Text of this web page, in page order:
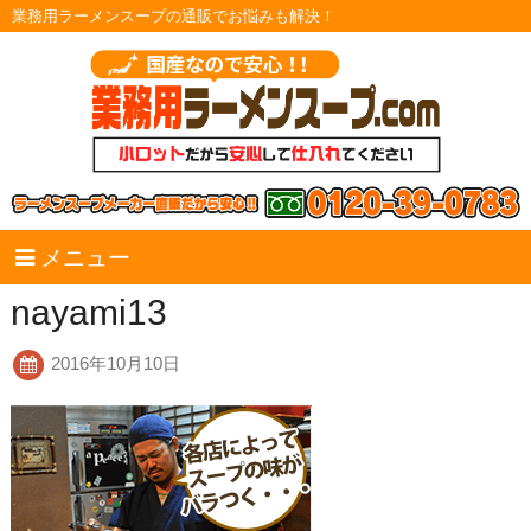
業務用ラーメンスープの通販でお悩みも解決！
メニュー
nayami13
2016年10月10日